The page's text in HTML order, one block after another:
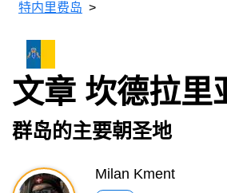
特内里费岛
文章 坎德拉里
群岛的主要朝圣地
Milan Kment